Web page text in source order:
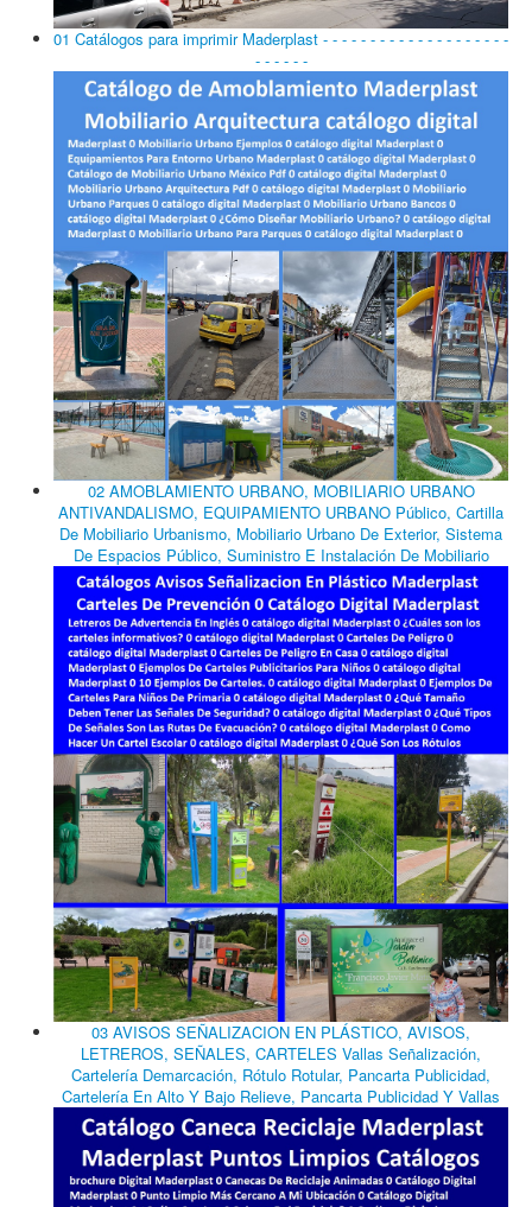
01 Catálogos para imprimir Maderplast - - - - - - - - - - - - - - - - - - - -
- - - - - -
02 AMOBLAMIENTO URBANO, MOBILIARIO URBANO
ANTIVANDALISMO, EQUIPAMIENTO URBANO Público, Cartilla
De Mobiliario Urbanismo, Mobiliario Urbano De Exterior, Sistema
De Espacios Público, Suministro E Instalación De Mobiliario
03 AVISOS SEÑALIZACION EN PLÁSTICO, AVISOS,
LETREROS, SEÑALES, CARTELES Vallas Señalización,
Cartelería Demarcación, Rótulo Rotular, Pancarta Publicidad,
Cartelería En Alto Y Bajo Relieve, Pancarta Publicidad Y Vallas